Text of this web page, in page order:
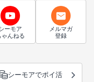
ーモア
ゃんねる
メルマガ
登録
シーモアでポイ活